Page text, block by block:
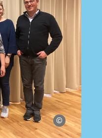
Pfarre Levis